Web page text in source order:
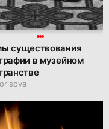
существования
в музейном